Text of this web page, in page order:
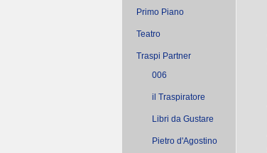
Primo Piano
Teatro
Traspi Partner
006
il Traspiratore
Libri da Gustare
Pietro d'Agostino